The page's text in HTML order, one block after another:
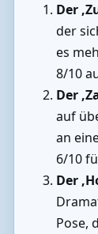
Der
der
es
8/10
Der
auf
an
6/10
Der
Pose,